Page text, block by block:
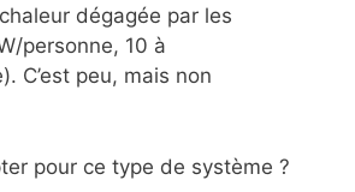
dégagée par les
personne, 10 à
C’est peu, mais non
pour ce type de système ?